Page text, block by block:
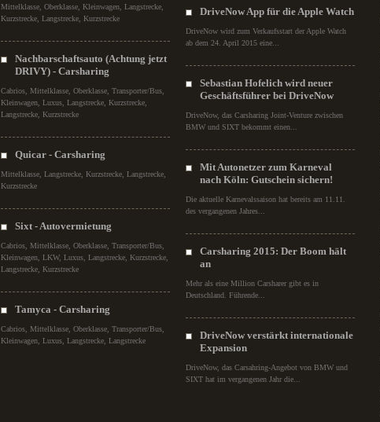
Mittelklasse, Oberklasse, Kleinwagen, Langstrecke,
Kurzstrecke, Langstrecke, Kurzstrecke
Nachbarschaftsauto (Achtung jetzt
DRIVY) - Carsharing
Cabrios, Mittelklasse, Oberklasse, Transporter/Bus,
Kleinwagen, Luxus, Langstrecke, Kurzstrecke,
Langstrecke, Kurzstrecke
Quicar - Carsharing
Mittelklasse, Langstrecke, Kurzstrecke, Langstrecke,
Kurzstrecke
Sixt - Autovermietung
Cabrios, Mittelklasse, Oberklasse, Transporter/Bus,
Kleinwagen, LKW, Luxus, Langstrecke, Kurzstrecke,
Langstrecke, Kurzstrecke
Tamyca - Carsharing
Cabrios, Mittelklasse, Oberklasse, Transporter/Bus,
Kleinwagen, Luxus, Langstrecke, Langstrecke
DriveNow App für die Apple Watch
DriveNow wird zum Verkaufsstart der Apple Watch
ab dem 24. April 2015 eine...
Sebastian Hofelich wird neuer
Geschäftsführer bei DriveNow
DriveNow, das Carsharing Joint-Venture zwischen
BMW und SIXT bekommt einen...
Mit Autonetzer zum Karneval
nach Köln: Gutschein sichern!
Die aktuelle Karnevalssaison hat bereits am 11.11.
des vergangenen Jahres...
Carsharing 2015: Der Boom hält
an
Mehr als eine Million Carsharer gibt es in
Deutschland. Führende...
DriveNow verstärkt internationale
Expansion
DriveNow, das Carsahring-Angebot von BMW und
SIXT hat im vergangenen Jahr die...